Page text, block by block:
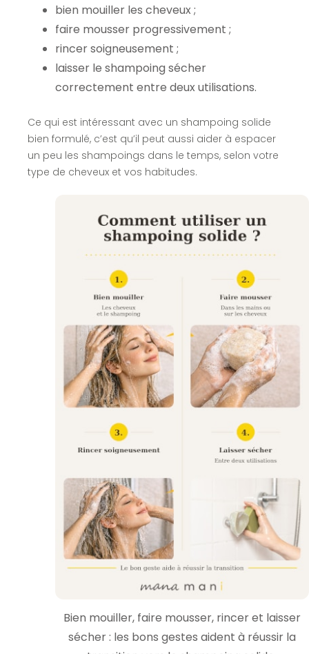
bien mouiller les cheveux ;
faire mousser progressivement ;
rincer soigneusement ;
laisser le shampoing sécher
correctement entre deux utilisations.
Ce qui est intéressant avec un shampoing solide
bien formulé, c’est qu’il peut aussi aider à espacer
un peu les shampoings dans le temps, selon votre
type de cheveux et vos habitudes.
Bien mouiller, faire mousser, rincer et laisser
sécher : les bons gestes aident à réussir la